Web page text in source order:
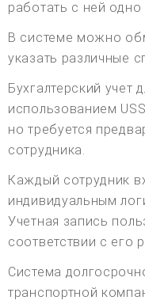
работать с ней одно
В системе можно
указать различные
Бухгалтерский учет
использованием
но требуется
сотрудника.
Каждый сотрудник
индивидуальным
Учетная запись
соответствии с его
Система
транспортной